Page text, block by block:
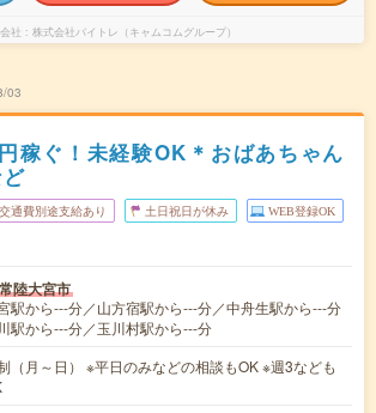
社 株式会社バイトレ（キャムコムグループ）
03
稼ぐ！未経験OK＊おばあちゃん
交通費別途支給あり 土日祝日が休み WEB登録OK
陸大宮市
駅から---分／山方宿駅から---分／中舟生駅から---分
駅から---分／玉川村駅から---分
（月～日） ※平日のみなどの相談もOK ※週3なども